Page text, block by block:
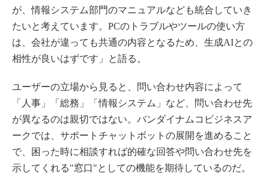
が、情報システム部門のマニュアルなども統合していき
たいと考えています。PCのトラブルやツールの使い方
は、会社が違っても共通の内容となるため、生成AIとの
相性が良いはずです」と語る。
ユーザーの立場から見ると、問い合わせ内容によって
「人事」「総務」「情報システム」など、問い合わせ先
が異なるのは親切ではない。バンダイナムコビジネスア
ークでは、サポートチャットボットの展開を進めること
で、困った時に相談すれば的確な回答や問い合わせ先を
示してくれる"窓口"としての機能を期待しているのだ。